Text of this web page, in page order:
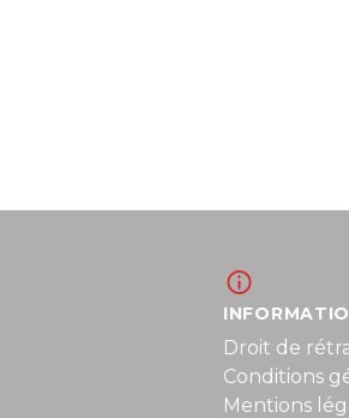
Droit de
Conditions
Mentions